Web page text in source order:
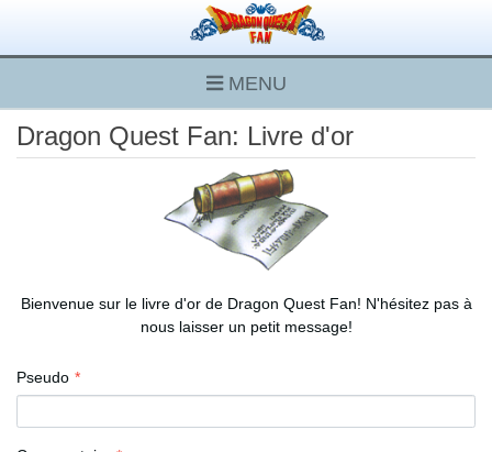
MENU
Dragon Quest Fan: Livre d'or
Bienvenue sur le livre d'or de Dragon Quest Fan! N'hésitez pas à
nous laisser un petit message!
Pseudo